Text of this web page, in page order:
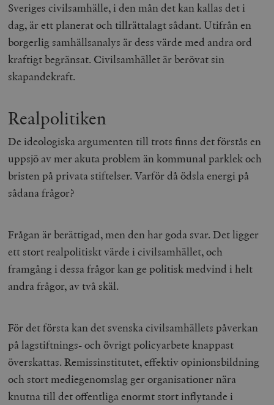
Sveriges civilsamhälle, i den mån det kan kallas det i
dag, är ett planerat och tillrättalagt sådant. Utifrån en
borgerlig samhällsanalys är dess värde med andra ord
kraftigt begränsat. Civilsamhället är berövat sin
skapandekraft.
Realpolitiken
De ideologiska argumenten till trots finns det förstås en
uppsjö av mer akuta problem än kommunal parklek och
bristen på privata stiftelser. Varför då ödsla energi på
sådana frågor?
Frågan är berättigad, men den har goda svar. Det ligger
ett stort realpolitiskt värde i civilsamhället, och
framgång i dessa frågor kan ge politisk medvind i helt
andra frågor, av två skäl.
För det första kan det svenska civilsamhällets påverkan
på lagstiftnings- och övrigt policyarbete knappast
överskattas. Remissinstitutet, effektiv opinionsbildning
och stort mediegenomslag ger organisationer nära
knutna till det offentliga enormt stort inflytande i